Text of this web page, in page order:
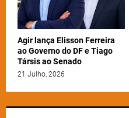
Agir lança Elisson Ferreira
ao Governo do DF e Tiago
Társis ao Senado
21 Julho, 2026